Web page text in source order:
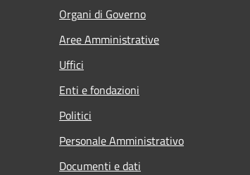
Organi di Governo
Aree Amministrative
Uffici
Enti e fondazioni
Politici
Personale Amministrativo
Documenti e dati